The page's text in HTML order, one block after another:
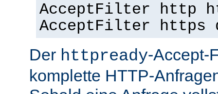
AcceptFilter http
AcceptFilter https
Der httpready-Accept-
komplette HTTP-